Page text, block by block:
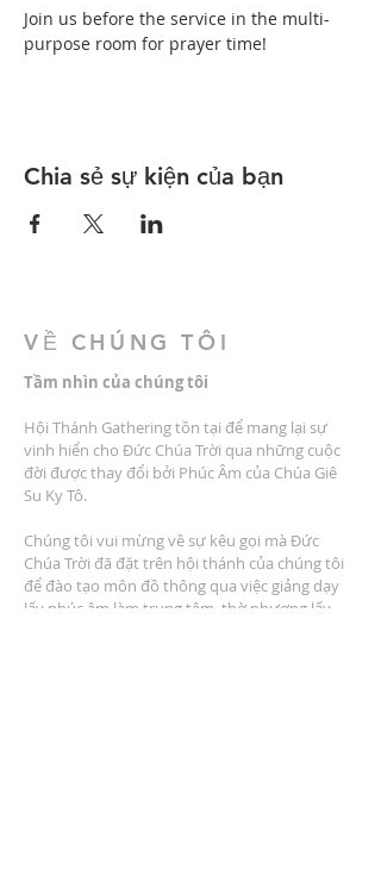
Join us before the service in the multi-
purpose room for prayer time!
Chia sẻ sự kiện của bạn
VỀ CHÚNG TÔI
Tầm nhìn của chúng tôi
Hội Thánh Gathering tồn tại để mang lại sự
vinh hiển cho Đức Chúa Trời qua những cuộc
đời được thay đổi bởi Phúc Âm của Chúa Giê
Su Ky Tô.
Chúng tôi vui mừng về sự kêu gọi mà Đức
Chúa Trời đã đặt trên hội thánh của chúng tôi
để đào tạo môn đồ thông qua việc giảng dạy
lấy phúc âm làm trung tâm, thờ phượng lấy